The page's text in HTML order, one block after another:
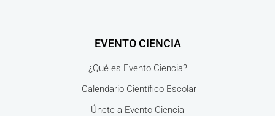
EVENTO CIENCIA
¿Qué es Evento Ciencia?
Calendario Científico Escolar
Únete a Evento Ciencia